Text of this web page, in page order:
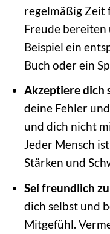
regelmäßig
Freude bereiten
Beispiel ein
Buch oder ein
Akzeptiere dich
deine Fehler
und dich nicht
Jeder Mensch
Stärken und
Sei freundlich
dich selbst und
Mitgefühl.